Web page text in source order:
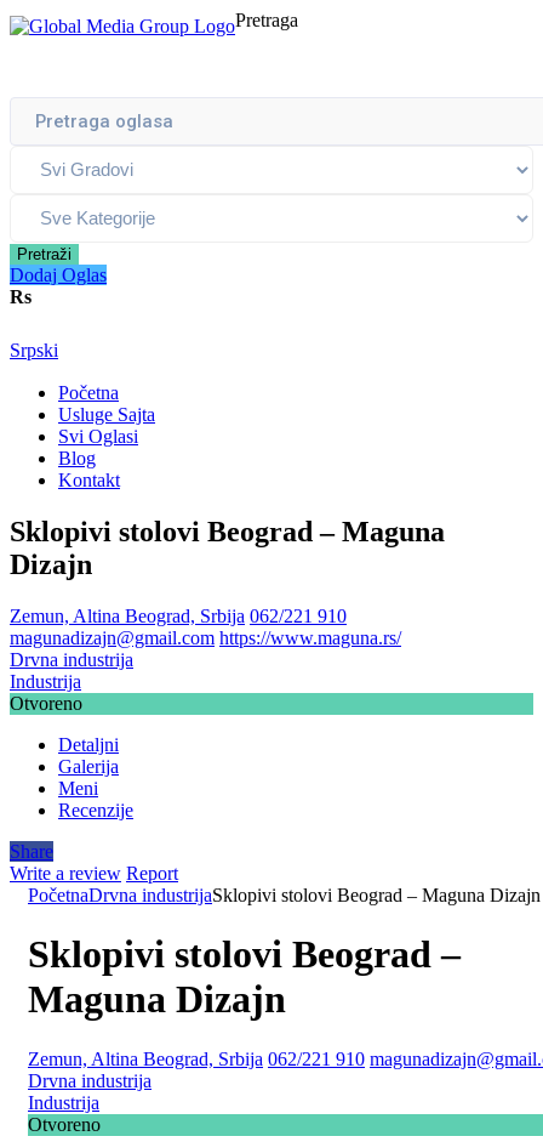
Pretraga
Pretraži
Dodaj Oglas
Rs
Srpski
Početna
Usluge Sajta
Svi Oglasi
Blog
Kontakt
Sklopivi stolovi Beograd – Maguna
Dizajn
Zemun, Altina Beograd, Srbija 062/221 910
magunadizajn@gmail.com https://www.maguna.rs/
Drvna industrija
Industrija
Otvoreno
Detaljni
Galerija
Meni
Recenzije
Share
Write a review Report
PočetnaDrvna industrijaSklopivi stolovi Beograd – Maguna Dizajn
Sklopivi stolovi Beograd –
Maguna Dizajn
Zemun, Altina Beograd, Srbija 062/221 910
Drvna industrija
Industrija
Otvoreno